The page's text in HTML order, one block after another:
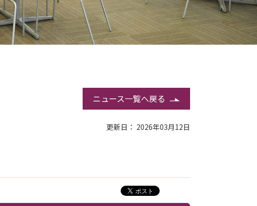
ニュース一覧へ戻る
更新日： 2026年03月12日